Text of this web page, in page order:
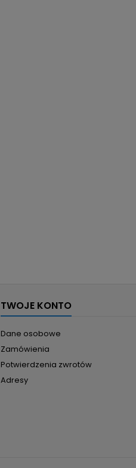
TWOJE KONTO
Dane osobowe
Zamówienia
Potwierdzenia zwrotów
Adresy